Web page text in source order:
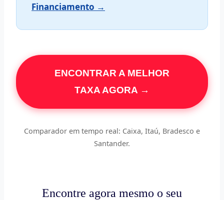
Financiamento →
ENCONTRAR A MELHOR
TAXA AGORA →
Comparador em tempo real: Caixa, Itaú, Bradesco e
Santander.
Encontre agora mesmo o seu